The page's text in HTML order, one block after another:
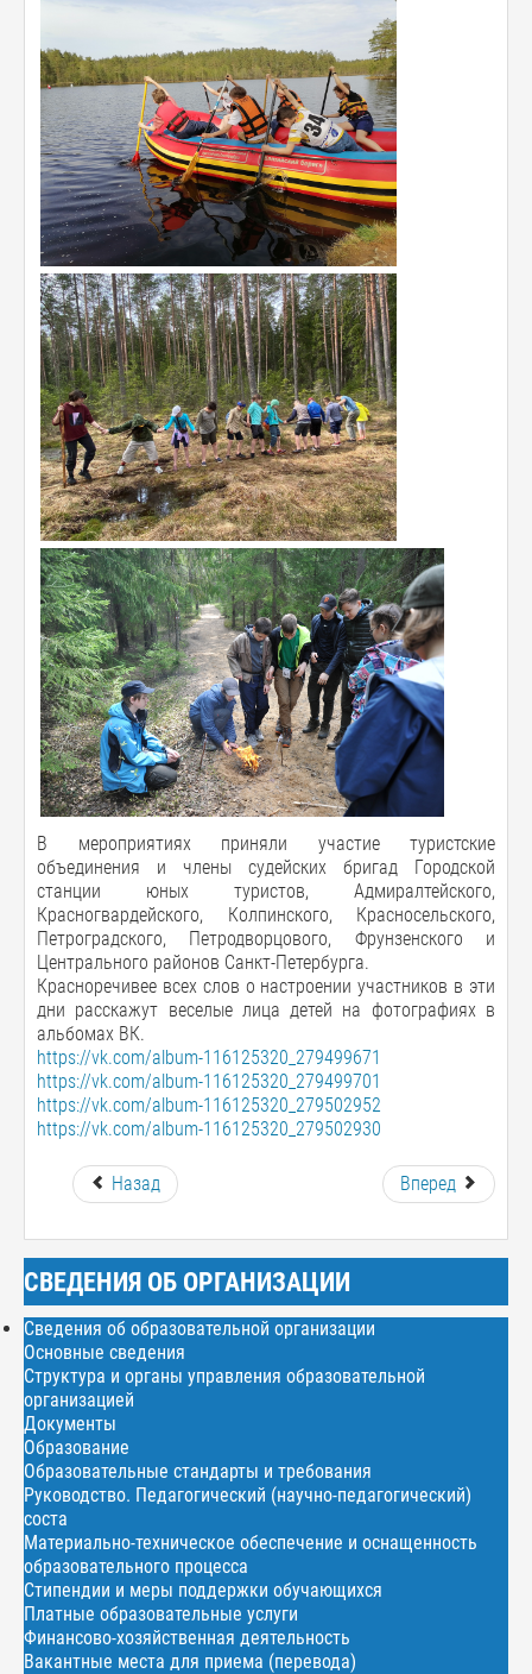
В мероприятиях приняли участие туристские
объединения и члены судейских бригад Городской
станции юных туристов, Адмиралтейского,
Красногвардейского, Колпинского, Красносельского,
Петроградского, Петродворцового, Фрунзенского и
Центрального районов Санкт-Петербурга.
Красноречивее всех слов о настроении участников в эти
дни расскажут веселые лица детей на фотографиях в
альбомах ВК.
https://vk.com/album-116125320_279499671
https://vk.com/album-116125320_279499701
https://vk.com/album-116125320_279502952
https://vk.com/album-116125320_279502930
Назад Вперед
СВЕДЕНИЯ ОБ ОРГАНИЗАЦИИ
Сведения об образовательной организации
Основные сведения
Структура и органы управления образовательной
организацией
Документы
Образование
Образовательные стандарты и требования
Руководство. Педагогический (научно-педагогический)
соста
Материально-техническое обеспечение и оснащенность
образовательного процесса
Стипендии и меры поддержки обучающихся
Платные образовательные услуги
Финансово-хозяйственная деятельность
Вакантные места для приема (перевода)